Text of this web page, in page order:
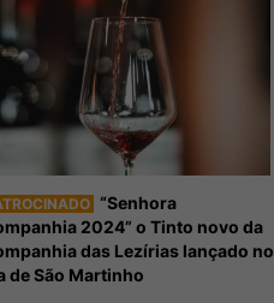
“Senhora
2024” o Tinto novo da
das Lezírias lançado no
de São Martinho